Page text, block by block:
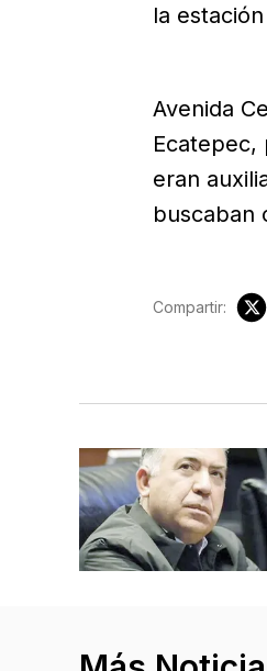
la
Avenida
Ecatepec,
eran
buscaban
Compartir: